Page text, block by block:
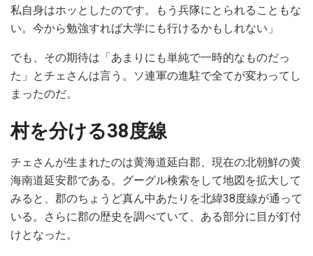
私自身はホッとしたのです。もう兵隊にとられることもな
い。今から勉強すれば大学にも行けるかもしれない」
でも、その期待は「あまりにも単純で一時的なものだっ
た」とチェさんは言う。ソ連軍の進駐で全てが変わってし
まったのだ。
村を分ける38度線
チェさんが生まれたのは黄海道延白郡、現在の北朝鮮の黄
海南道延安郡である。グーグル検索をして地図を拡大して
みると、郡のちょうど真ん中あたりを北緯38度線が通って
いる。さらに郡の歴史を調べていて、ある部分に目が釘付
けとなった。